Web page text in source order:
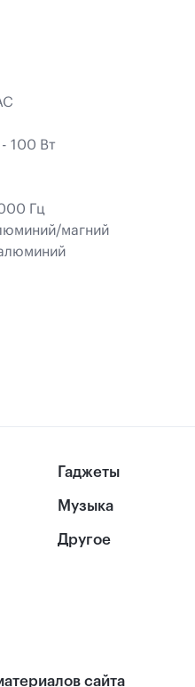
100 Вт
Гц
магний
Гаджеты
Музыка
Другое
сайта